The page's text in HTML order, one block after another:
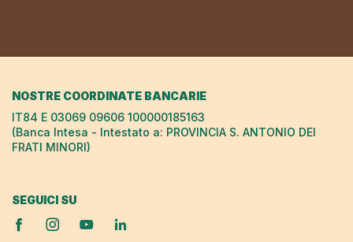
NOSTRE COORDINATE BANCARIE
IT84 E 03069 09606 100000185163
(Banca Intesa - Intestato a: PROVINCIA S. ANTONIO DEI
FRATI MINORI)
SEGUICI SU